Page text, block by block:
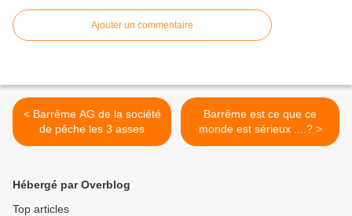
Ajouter un commentaire
< Barrême AG de la société
de pêche les 3 asses
Barrême est ce que ce
monde est sérieux ....? >
Hébergé par Overblog
Top articles